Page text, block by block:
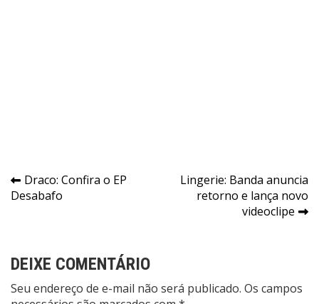
Navegação
de
Draco: Confira o EP
Desabafo
Lingerie: Banda anuncia
retorno e lança novo
videoclipe
DEIXE COMENTÁRIO
Seu endereço de e-mail não será publicado. Os campos